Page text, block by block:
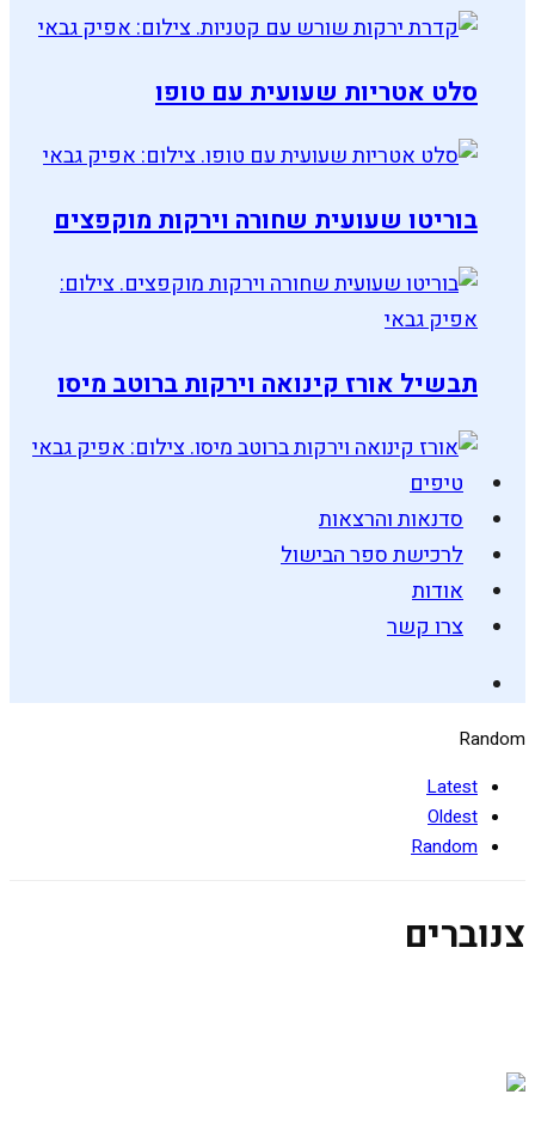
סלט אטריות שעועית עם טופו
בוריטו שעועית שחורה וירקות מוקפצים
תבשיל אורז קינואה וירקות ברוטב מיסו
טיפים
סדנאות והרצאות
לרכישת ספר הבישול
אודות
צרו קשר
Random
Latest
Oldest
Random
צנוברים